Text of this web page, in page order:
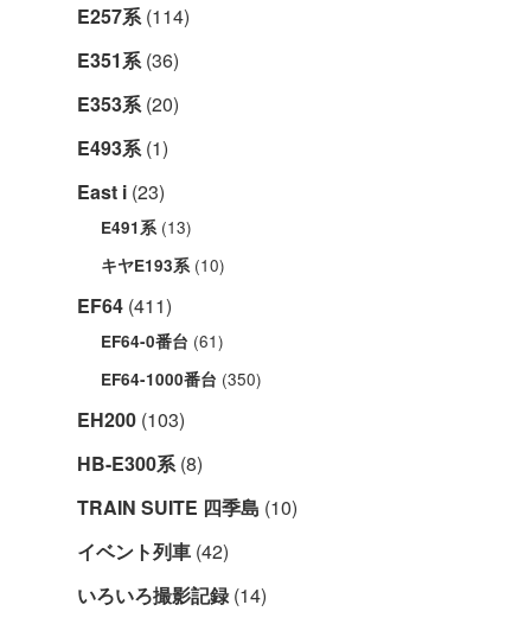
E257系(114)
E351系(36)
E353系(20)
E493系(1)
East i (23)
E491系 (13)
キヤE193系 (10)
EF64 (411)
EF64-0番台 (61)
EF64-1000番台 (350)
EH200 (103)
HB-E300系(8)
TRAIN SUITE 四季島 (10)
イベント列車 (42)
いろいろ撮影記録(14)